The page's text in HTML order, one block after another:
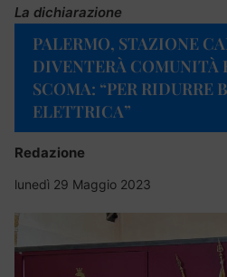
La dichiarazione
PALERMO, STAZIONE
DIVENTERÀ COMUNITÀ
SCOMA: “PER RIDURRE
ELETTRICA”
Redazione
lunedì 29 Maggio 2023